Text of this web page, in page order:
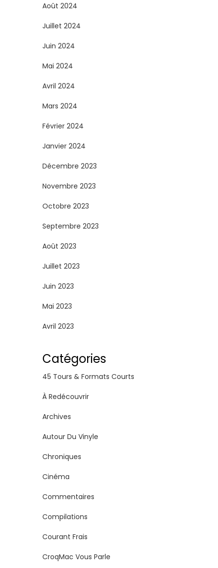
Août 2024
Juillet 2024
Juin 2024
Mai 2024
Avril 2024
Mars 2024
Février 2024
Janvier 2024
Décembre 2023
Novembre 2023
Octobre 2023
Septembre 2023
Août 2023
Juillet 2023
Juin 2023
Mai 2023
Avril 2023
Catégories
45 Tours & Formats Courts
À Redécouvrir
Archives
Autour Du Vinyle
Chroniques
Cinéma
Commentaires
Compilations
Courant Frais
CroqMac Vous Parle